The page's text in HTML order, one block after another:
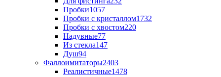
Пробки1057
Пробки с кристаллом1732
Пробки с хвостом220
Надувные77
Из стекла147
Душ94
Фаллоимитаторы2403
Реалистичные1478